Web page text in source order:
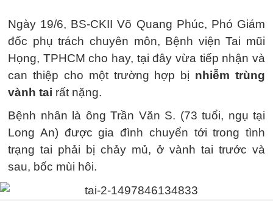
Ngày 19/6, BS-CKII Võ Quang Phúc, Phó Giám
đốc phụ trách chuyên môn, Bệnh viện Tai mũi
Họng, TPHCM cho hay, tại đây vừa tiếp nhận và
can thiệp cho một trường hợp bị nhiễm trùng
vành tai rất nặng.
Bệnh nhân là ông Trần Văn S. (73 tuổi, ngụ tại
Long An) được gia đình chuyển tới trong tình
trạng tai phải bị chảy mủ, ở vành tai trước và
sau, bốc mùi hôi.